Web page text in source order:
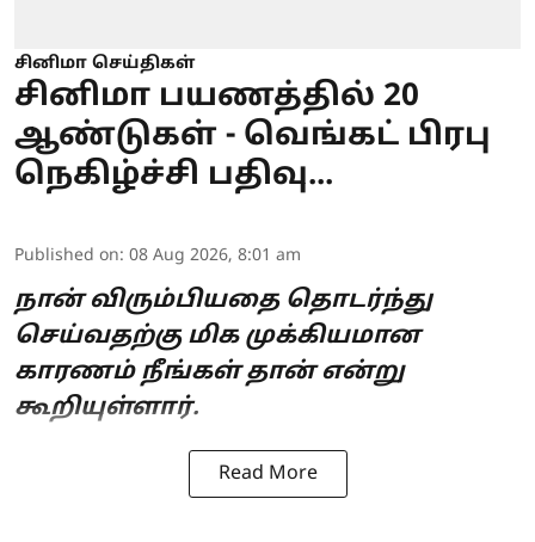
சினிமா செய்திகள்
சினிமா பயணத்தில் 20
ஆண்டுகள் - வெங்கட் பிரபு
நெகிழ்ச்சி பதிவு...
Published on: 08 Aug 2026, 8:01 am
நான் விரும்பியதை தொடர்ந்து
செய்வதற்கு மிக முக்கியமான
காரணம் நீங்கள் தான் என்று
கூறியுள்ளார்.
Read More